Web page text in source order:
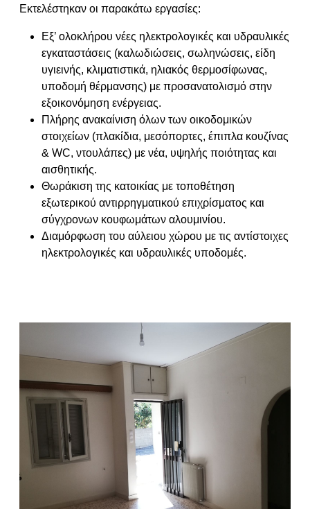
Εκτελέστηκαν οι παρακάτω εργασίες:
Εξ’ ολοκλήρου νέες ηλεκτρολογικές και υδραυλικές
εγκαταστάσεις (καλωδιώσεις, σωληνώσεις, είδη
υγιεινής, κλιματιστικά, ηλιακός θερμοσίφωνας,
υποδομή θέρμανσης) με προσανατολισμό στην
εξοικονόμηση ενέργειας.
Πλήρης ανακαίνιση όλων των οικοδομικών
στοιχείων (πλακίδια, μεσόπορτες, έπιπλα κουζίνας
& WC, ντουλάπες) με νέα, υψηλής ποιότητας και
αισθητικής.
Θωράκιση της κατοικίας με τοποθέτηση
εξωτερικού αντιρρηγματικού επιχρίσματος και
σύγχρονων κουφωμάτων αλουμινίου.
Διαμόρφωση του αύλειου χώρου με τις αντίστοιχες
ηλεκτρολογικές και υδραυλικές υποδομές.